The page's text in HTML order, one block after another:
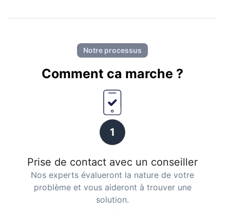
Notre processus
Comment ca marche ?
1
Prise de contact avec un conseiller
Nos experts évalueront la nature de votre
problème et vous aideront à trouver une
solution.